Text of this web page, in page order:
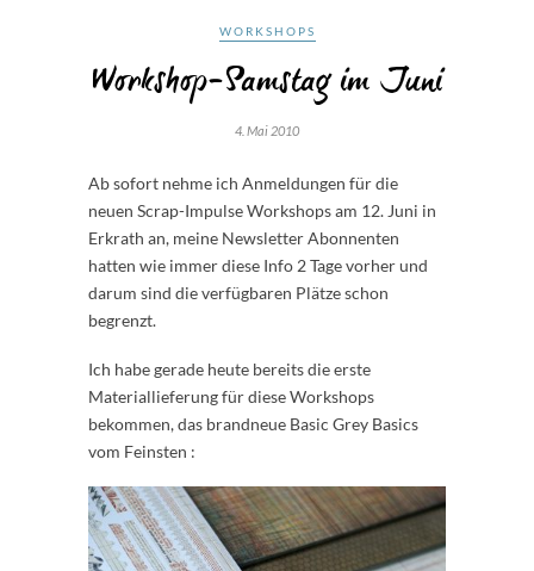
WORKSHOPS
Workshop-Samstag im Juni
4. Mai 2010
Ab sofort nehme ich Anmeldungen für die
neuen Scrap-Impulse Workshops am 12. Juni in
Erkrath an, meine Newsletter Abonnenten
hatten wie immer diese Info 2 Tage vorher und
darum sind die verfügbaren Plätze schon
begrenzt.
Ich habe gerade heute bereits die erste
Materiallieferung für diese Workshops
bekommen, das brandneue Basic Grey Basics
vom Feinsten :